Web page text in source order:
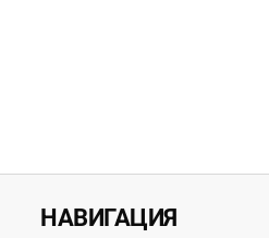
НАВИГАЦИЯ